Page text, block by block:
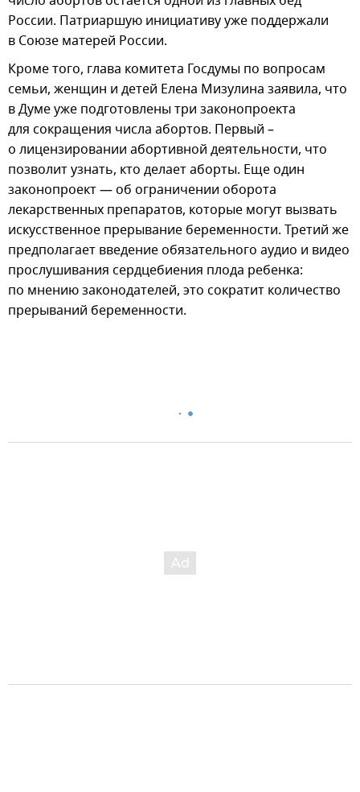
России. Патриаршую инициативу уже поддержали
в Союзе матерей России.
Кроме того, глава комитета Госдумы по вопросам
семьи, женщин и детей Елена Мизулина заявила, что
в Думе уже подготовлены три законопроекта
для сокращения числа абортов. Первый –
о лицензировании абортивной деятельности, что
позволит узнать, кто делает аборты. Еще один
законопроект — об ограничении оборота
лекарственных препаратов, которые могут вызвать
искусственное прерывание беременности. Третий же
предполагает введение обязательного аудио и видео
прослушивания сердцебиения плода ребенка:
по мнению законодателей, это сократит количество
прерываний беременности.